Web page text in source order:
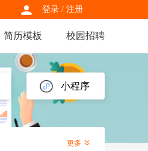
登录 / 注册
简历模板 校园招聘
小程序
更多